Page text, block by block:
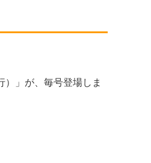
」が、毎号登場しま